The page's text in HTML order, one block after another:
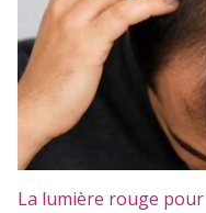
La lumière rouge